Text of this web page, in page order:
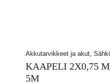
Akkutarvikkeet ja akut,
KAAPELI 2X0,75
5M